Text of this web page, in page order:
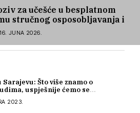
za učešće u besplatnom
stručnog osposobljavanja i
pri zapošljavanju
16. JUNA 2026.
Što više znamo o
uspješnije ćemo se
2023.